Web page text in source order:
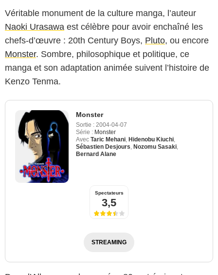
Véritable monument de la culture manga, l’auteur
Naoki Urasawa est célèbre pour avoir enchaîné les
chefs-d’œuvre : 20th Century Boys, Pluto, ou encore
Monster. Sombre, philosophique et politique, ce
manga et son adaptation animée suivent l’histoire de
Kenzo Tenma.
Monster
Sortie : 2004-04-07
Série : Monster
Avec Taric Mehani, Hidenobu Kiuchi,
Sébastien Desjours, Nozomu Sasaki,
Bernard Alane
Spectateurs
3,5
STREAMING